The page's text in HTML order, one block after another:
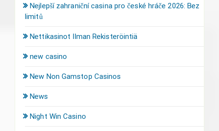
Nejlepší zahraniční casina pro české hráče 2026: Bez
limitů
Nettikasinot Ilman Rekisteröintiä
new casino
New Non Gamstop Casinos
News
Night Win Casino